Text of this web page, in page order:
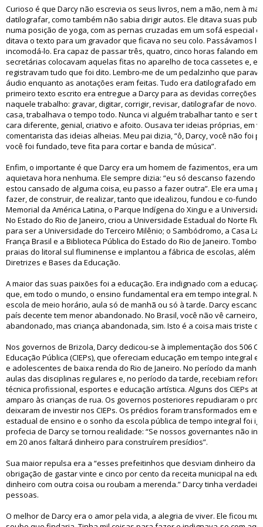
Curioso é que Darcy não escrevia os seus livros, nem a mão, nem à
datilografar, como também não sabia dirigir autos. Ele ditava suas
numa posição de yoga, com as pernas cruzadas em um sofá especial
ditava o texto para um gravador que ficava no seu colo. Passávamos
incomodá-lo. Era capaz de passar três, quatro, cinco horas falando em
secretárias colocavam aquelas fitas no aparelho de toca cassetes e,
registravam tudo que foi dito. Lembro-me de um pedalzinho que
áudio enquanto as anotações eram feitas. Tudo era datilografado em
primeiro texto escrito era entregue a Darcy para as devidas correções.
naquele trabalho: gravar, digitar, corrigir, revisar, datilografar de novo.
casa, trabalhava o tempo todo. Nunca vi alguém trabalhar tanto e ser
cara diferente, genial, criativo e afoito. Ousava ter ideias próprias, em
comentarista das ideias alheias. Meu pai dizia, “ô, Darcy, você não foi
você foi fundado, teve fita para cortar e banda de música”.
Enfim, o importante é que Darcy era um homem de fazimentos, era um
aquietava hora nenhuma. Ele sempre dizia: “eu só descanso fazendo
estou cansado de alguma coisa, eu passo a fazer outra”. Ele era uma
fazer, de construir, de realizar, tanto que idealizou, fundou e co-
Memorial da América Latina, o Parque Indígena do Xingu e a
No Estado do Rio de Janeiro, criou a Universidade Estadual do Norte
para ser a Universidade do Terceiro Milênio; o Sambódromo, a Casa
França Brasil e a Biblioteca Pública do Estado do Rio de Janeiro.
praias do litoral sul fluminense e implantou a fábrica de escolas, além
Diretrizes e Bases da Educação.
A maior das suas paixões foi a educação. Era indignado com a
que, em todo o mundo, o ensino fundamental era em tempo integral.
escola de meio horário, aula só de manhã ou só à tarde. Darcy
país decente tem menor abandonado. No Brasil, você não vê carneiro,
abandonado, mas criança abandonada, sim. Isto é a coisa mais triste
Nos governos de Brizola, Darcy dedicou-se à implementação dos 506
Educação Pública (CIEPs), que ofereciam educação em tempo integral
e adolescentes de baixa renda do Rio de Janeiro. No período da
aulas das disciplinas regulares e, no período da tarde, recebiam
técnica profissional, esportes e educação artística. Alguns dos CIEPs
amparo às crianças de rua. Os governos posteriores repudiaram o
deixaram de investir nos CIEPs. Os prédios foram transformados em
estadual de ensino e o sonho da escola pública de tempo integral foi
profecia de Darcy se tornou realidade: “Se nossos governantes não
em 20 anos faltará dinheiro para construírem presídios”.
Sua maior repulsa era a “esses prefeitinhos que desviam dinheiro da
obrigação de gastar vinte e cinco por cento da receita municipal na
dinheiro com outra coisa ou roubam a merenda.” Darcy tinha
pessoas.
O melhor de Darcy era o amor pela vida, a alegria de viver. Ele ficou